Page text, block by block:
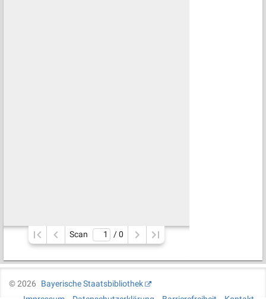
Scan / 0
©2026
Bayerische Staatsbibliothek